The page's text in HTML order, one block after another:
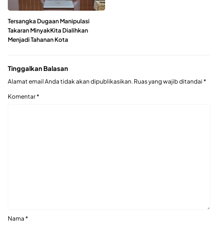
Tersangka Dugaan Manipulasi
Takaran MinyakKita Dialihkan
Menjadi Tahanan Kota
Tinggalkan Balasan
Alamat email Anda tidak akan dipublikasikan. Ruas yang wajib ditandai *
Komentar*
Nama *